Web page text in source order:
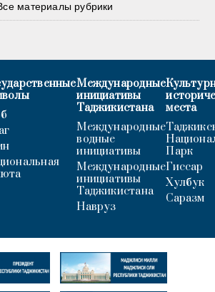
материалы рубрики
Международные
инициативы
Таджикистана
Международные
водные
инициативы
Международные
инициативы
Таджикистана
Навруз
места
Парк
Гиссар
Хулбук
Саразм